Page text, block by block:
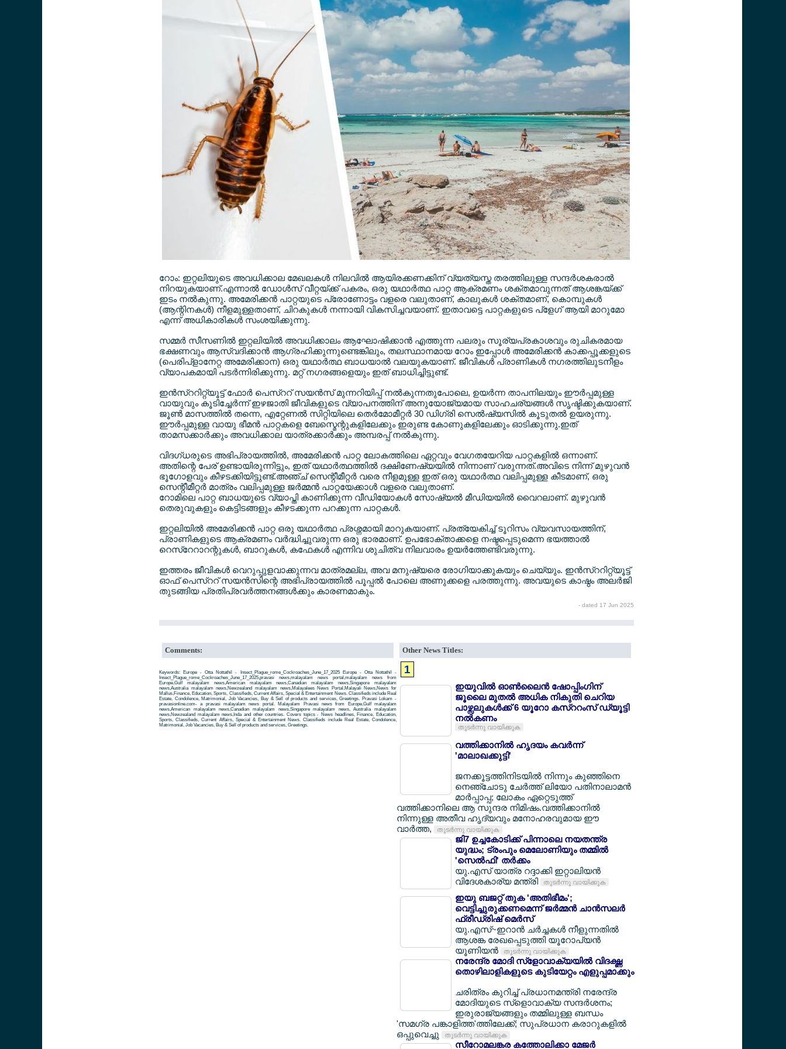
റോം: ഇറ്റലിയുടെ അവധിക്കാല മേഖലകള്‍ നിലവില്‍ ആയിരക്കണക്കിന് വ്യത്യസ്ത തരത്തിലുള്ള സന്ദര്‍ശകരാല്‍
നിറയുകയാണ്.എന്നാല്‍ ഡോള്‍സ് വീറ്റയ്ക്ക് പകരം, ഒരു യഥാര്‍ത്ഥ പാറ്റ ആക്രമണം ശക്തമാവുന്നത് ആശങ്കയ്ക്ക്
ഇടം നല്‍കുന്നു. അമേരിക്കന്‍ പാറ്റയുടെ പ്രോണോട്ടം വളരെ വലുതാണ്, കാലുകള്‍ ശക്തമാണ്, കൊമ്പുകള്‍
(ആന്റിനകള്‍) നീളമുള്ളതാണ്, ചിറകുകള്‍ നന്നായി വികസിച്ചവയാണ്. ഇതാവട്ടെ പാറ്റകളുടെ പ്ളേഗ് ആയി മാറുമോ
എന്ന് അധികാരികള്‍ സംശയിക്കുന്നു.
സമ്മര്‍ സീസണില്‍ ഇറ്റലിയില്‍ അവധിക്കാലം ആഘോഷിക്കാന്‍ എത്തുന്ന പലരും സൂര്യപ്രകാശവും രുചികരമായ
ഭക്ഷണവും ആസ്വദിക്കാന്‍ ആഗ്രഹിക്കുന്നുണ്ടെങ്കിലും, തലസ്ഥാനമായ റോം ഇപ്പോള്‍ അമേരിക്കന്‍ കാക്കപ്പൂക്കളുടെ
(പെരിപ്ളാനേറ്റ അമേരിക്കാന) ഒരു യഥാര്‍ത്ഥ ബാധയാല്‍ വലയുകയാണ്. ജീവികള്‍ പ്രാണികള്‍ നഗരത്തിലുടനീളം
വ്യാപകമായി പടര്‍ന്നിരിക്കുന്നു. മറ്റ് നഗരങ്ങളെയും ഇത് ബാധിച്ചിട്ടുണ്ട്.
ഇന്‍സ്ററിറ്റ്യൂട്ട് ഫോര്‍ പെസ്ററ് സയന്‍സ് മുന്നറിയിപ്പ് നല്‍കുന്നതുപോലെ, ഉയര്‍ന്ന താപനിലയും ഈര്‍പ്പമുള്ള
വായുവും കൂടിച്ചേര്‍ന്ന് ഇഴജാതി ജീവികളുടെ വ്യാപനത്തിന് അനുയോജ്യമായ സാഹചര്യങ്ങള്‍ സൃഷ്ടിക്കുകയാണ്.
ജൂണ്‍ മാസത്തില്‍ തന്നെ, എറ്റേണല്‍ സിറ്റിയിലെ തെര്‍മോമീറ്റര്‍ 30 ഡിഗ്രി സെല്‍ഷ്യസില്‍ കൂടുതല്‍ ഉയരുന്നു.
ഈര്‍പ്പമുള്ള വായു ഭീമന്‍ പാറ്റകളെ ബേസ്മെന്റുകളിലേക്കും ഇരുണ്ട കോണുകളിലേക്കും ഓടിക്കുന്നു.ഇത്
താമസക്കാര്‍ക്കും അവധിക്കാല യാത്രക്കാര്‍ക്കും അമ്പരപ്പ് നല്‍കുന്നു.
വിദഗ്ധരുടെ അഭിപ്രായത്തില്‍, അമേരിക്കന്‍ പാറ്റ ലോകത്തിലെ ഏറ്റവും വേഗതയേറിയ പാറ്റകളില്‍ ഒന്നാണ്.
അതിന്റെ പേര് ഉണ്ടായിരുന്നിട്ടും, ഇത് യഥാര്‍ത്ഥത്തില്‍ ദക്ഷിണേഷ്യയില്‍ നിന്നാണ് വരുന്നത്.അവിടെ നിന്ന് മുഴുവന്‍
ഭൂഗോളവും കീഴടക്കിയിട്ടുണ്ട്.അഞ്ച് സെന്റീമീറ്റര്‍ വരെ നീളമുള്ള ഇത് ഒരു യഥാര്‍ത്ഥ വലിപ്പമുള്ള കീടമാണ്, ഒരു
സെന്റീമീറ്റര്‍ മാത്രം വലിപ്പമുള്ള ജര്‍മ്മന്‍ പാറ്റയേക്കാള്‍ വളരെ വലുതാണ്.
റോമിലെ പാറ്റ ബാധയുടെ വ്യാപ്തി കാണിക്കുന്ന വീഡിയോകള്‍ സോഷ്യല്‍ മീഡിയയില്‍ വൈറലാണ്. മുഴുവന്‍
തെരുവുകളും കെട്ടിടങ്ങളും കീഴടക്കുന്ന പറക്കുന്ന പാറ്റകള്‍.
ഇറ്റലിയില്‍ അമേരിക്കന്‍ പാറ്റ ഒരു യഥാര്‍ത്ഥ പ്രശ്നമായി മാറുകയാണ്. പ്രത്യേകിച്ച് ടൂറിസം വ്യവസായത്തിന്,
പ്രാണികളുടെ ആക്രമണം വര്‍ദ്ധിച്ചുവരുന്ന ഒരു ഭാരമാണ്. ഉപഭോക്താക്കളെ നഷ്ടപ്പെടുമെന്ന ഭയത്താല്‍
റെസ്റേറാറന്റുകള്‍, ബാറുകള്‍, കഫേകള്‍ എന്നിവ ശുചിത്വ നിലവാരം ഉയര്‍ത്തേണ്ടിവരുന്നു.
ഇത്തരം ജീവികള്‍ വെറുപ്പുളവാക്കുന്നവ മാത്രമല്ല, അവ മനുഷ്യരെ രോഗിയാക്കുകയും ചെയ്യും. ഇന്‍സ്ററിറ്റ്യൂട്ട്
ഓഫ് പെസ്ററ് സയന്‍സിന്റെ അഭിപ്രായത്തില്‍ പൂപ്പല്‍ പോലെ അണുക്കളെ പരത്തുന്നു. അവയുടെ കാഷ്ഠം അലര്‍ജി
തുടങ്ങിയ പ്രതിപ്രവര്‍ത്തനങ്ങള്‍ക്കും കാരണമാകും.
- dated 17 Jun 2025
Comments:
Keywords: Europe - Otta Nottathil - Insect_Plague_rome_Cockroaches_June_17_2025 Europe - Otta Nottathil -
Insect_Plague_rome_Cockroaches_June_17_2025,pravasi news,malayalam news portal,malayalam news from
Europe,Gulf malayalam news,American malayalam news,Canadian malayalam news,Singapore malayalam
news,Australia malayalam news,Newzealand malayalam news,Malayalees News Portal,Malayali News,News for
Mallus,Finance, Education, Sports, Classifieds, Current Affairs, Special & Entertainment News. Classifieds include Real
Estate, Condolence, Matrimonial, Job Vacancies, Buy & Sell of products and services, Greetings. Pravasi Lokam -
pravasionline.com- a pravasi malayalam news portal. Malayalam Pravasi news from Europe,Gulf malayalam
news,American malayalam news,Canadian malayalam news,Singapore malayalam news, Australia malayalam
news,Newzealand malayalam news,Inda and other countries. Covers topics - News headlines, Finance, Education,
Sports, Classifieds, Current Affairs, Special & Entertainment News. Classifieds include Real Estate, Condolence,
Matrimonial, Job Vacancies, Buy & Sell of products and services, Greetings.
Other News Titles:
1
ഇയുവില്‍ ഓണ്‍ലൈന്‍ ഷോപ്പിംഗിന്
ജൂലൈ മുതല്‍ അധിക നികുതി ചെറിയ
പാഴ്സലുകള്‍ക്ക് 6 യൂറോ കസ്ററംസ് ഡ്യൂട്ടി
നല്‍കണം
തുടര്‍ന്നു വായിക്കുക
വത്തിക്കാനില്‍ ഹൃദയം കവര്‍ന്ന്
'മാലാഖക്കുട്ടി'
ജനക്കൂട്ടത്തിനിടയില്‍ നിന്നും കുഞ്ഞിനെ
നെഞ്ചോടു ചേര്‍ത്ത് ലിയോ പതിനാലാമന്‍
മാര്‍പ്പാപ്പ; ലോകം ഏറ്റെടുത്ത്
വത്തിക്കാനിലെ ആ സുന്ദര നിമിഷം.വത്തിക്കാനില്‍
നിന്നുള്ള അതീവ ഹൃദ്യവും മനോഹരവുമായ ഈ
വാര്‍ത്ത,
തുടര്‍ന്നു വായിക്കുക
ജി7 ഉച്ചകോടിക്ക് പിന്നാലെ നയതന്ത്ര
യുദ്ധം; ട്രംപും മെലോണിയും തമ്മില്‍
'സെല്‍ഫി' തര്‍ക്കം
യു.എസ് യാത്ര റദ്ദാക്കി ഇറ്റാലിയന്‍
വിദേശകാര്യ മന്ത്രി
തുടര്‍ന്നു വായിക്കുക
ഇയു ബജറ്റ് തുക 'അതിഭീമം';
വെട്ടിച്ചുരുക്കണമെന്ന് ജര്‍മ്മന്‍ ചാന്‍സലര്‍
ഫ്രീഡ്രിഷ് മെര്‍സ്
യു.എസ്~ഇറാന്‍ ചര്‍ച്ചകള്‍ നീളുന്നതില്‍
ആശങ്ക രേഖപ്പെടുത്തി യൂറോപ്യന്‍
യൂണിയന്‍
തുടര്‍ന്നു വായിക്കുക
നരേന്ദ്ര മോദി സ്ളോവാക്യയില്‍ വിദഗ്ദ്ധ
തൊഴിലാളികളുടെ കുടിയേറ്റം എളുപ്പമാക്കും
ചരിത്രം കുറിച്ച് പ്രധാനമന്ത്രി നരേന്ദ്ര
മോദിയുടെ സ്ളൊവാക്യ സന്ദര്‍ശനം;
ഇരുരാജ്യങ്ങളും തമ്മിലുള്ള ബന്ധം
'സമഗ്ര പങ്കാളിത്ത'ത്തിലേക്ക്; സുപ്രധാന കരാറുകളില്‍
ഒപ്പുവെച്ചു
തുടര്‍ന്നു വായിക്കുക
സീറോമലങ്കര കത്തോലിക്കാ മേജര്‍